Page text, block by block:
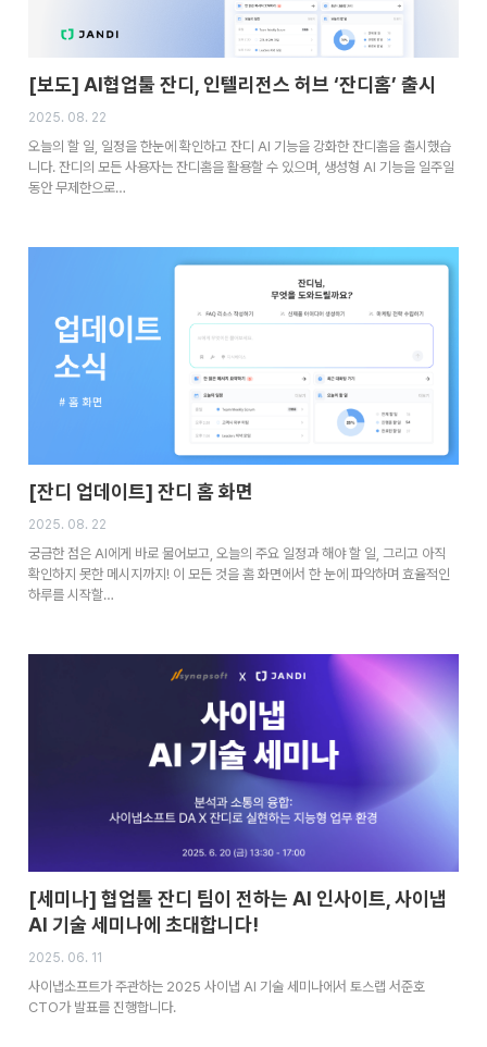
[보도] AI협업툴 잔디, 인텔리전스 허브 ‘잔디홈’ 출시
2025. 08. 22
오늘의 할 일, 일정을 한눈에 확인하고 잔디 AI 기능을 강화한 잔디홈을 출시했습
니다. 잔디의 모든 사용자는 잔디홈을 활용할 수 있으며, 생성형 AI 기능을 일주일
동안 무제한으로…
[잔디 업데이트] 잔디 홈 화면
2025. 08. 22
궁금한 점은 AI에게 바로 물어보고, 오늘의 주요 일정과 해야 할 일, 그리고 아직
확인하지 못한 메시지까지! 이 모든 것을 홈 화면에서 한 눈에 파악하며 효율적인
하루를 시작할…
[세미나] 협업툴 잔디 팀이 전하는 AI 인사이트, 사이냅
AI 기술 세미나에 초대합니다!
2025. 06. 11
사이냅소프트가 주관하는 2025 사이냅 AI 기술 세미나에서 토스랩 서준호
CTO가 발표를 진행합니다.